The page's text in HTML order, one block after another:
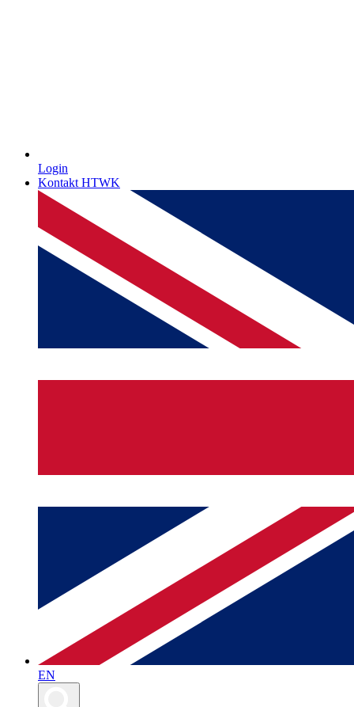
Login
Kontakt HTWK
EN